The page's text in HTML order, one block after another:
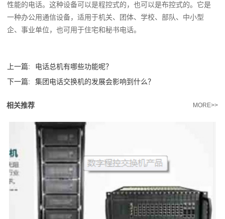
性能的电话。这种设备可以是程控式的，也可以是布控式的。它是
一种办公用通信设备，适用于机关、团体、学校、部队、中小型
企、事业单位，也可用于住宅和秘书电话。
上一篇:
电话总机有哪些功能呢？
下一篇:
集团电话交换机的发展会影响到什么？
相关推荐 MORE>>